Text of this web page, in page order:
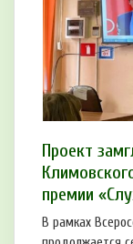
Проект
премии
В рамках